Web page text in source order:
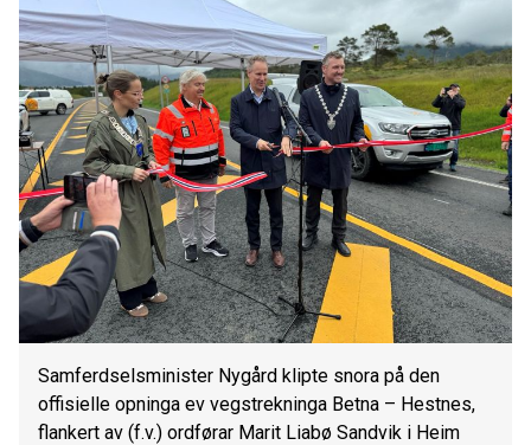
Samferdselsminister Nygård klipte snora på den
offisielle opninga ev vegstrekninga Betna – Hestnes,
flankert av (f.v.) ordførar Marit Liabø Sandvik i Heim